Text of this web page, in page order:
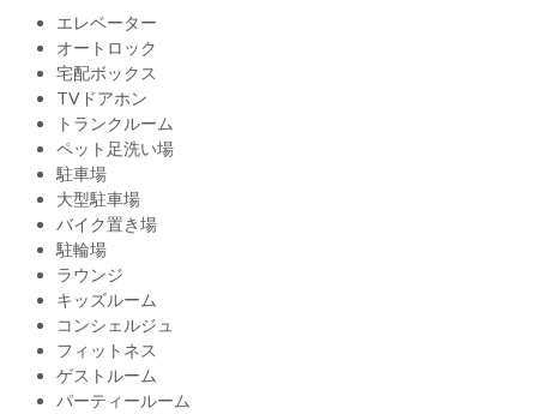
エレベーター
オートロック
宅配ボックス
TVドアホン
トランクルーム
ペット足洗い場
駐車場
大型駐車場
バイク置き場
駐輪場
ラウンジ
キッズルーム
コンシェルジュ
フィットネス
ゲストルーム
パーティールーム